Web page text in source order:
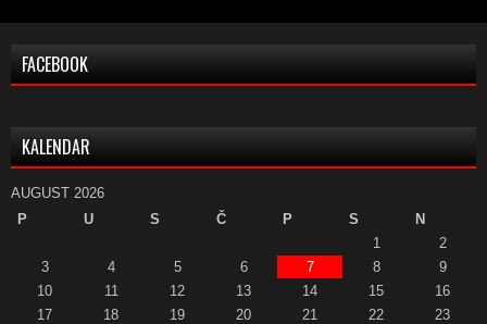
FACEBOOK
KALENDAR
AUGUST 2026
P
U S Č P S
N
1
2
3
4 5 6 7 8
9
10
11 12 13 14 15
16
17
18 19 20 21 22
23